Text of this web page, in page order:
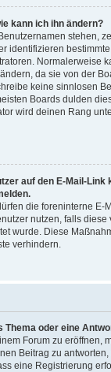
kann ich ihn ändern?
stehen,
identifizieren
Normalerweise
da sie von der
keine sinnlosen
Boards dulden
wird deinen Rang
auf den E-Mail-Link
die foreninterne E-
nutzen, falls diese
wurde. Diese
verhindern.
Thema oder eine
Forum zu eröffnen,
Beitrag zu antworten,
eine Registrierung